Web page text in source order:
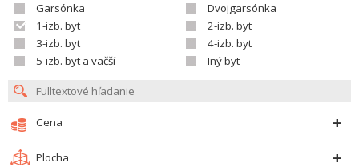
Garsónka
Dvojgarsónka
1-izb. byt
2-izb. byt
3-izb. byt
4-izb. byt
5-izb. byt a väčší
Iný byt
Cena
Plocha